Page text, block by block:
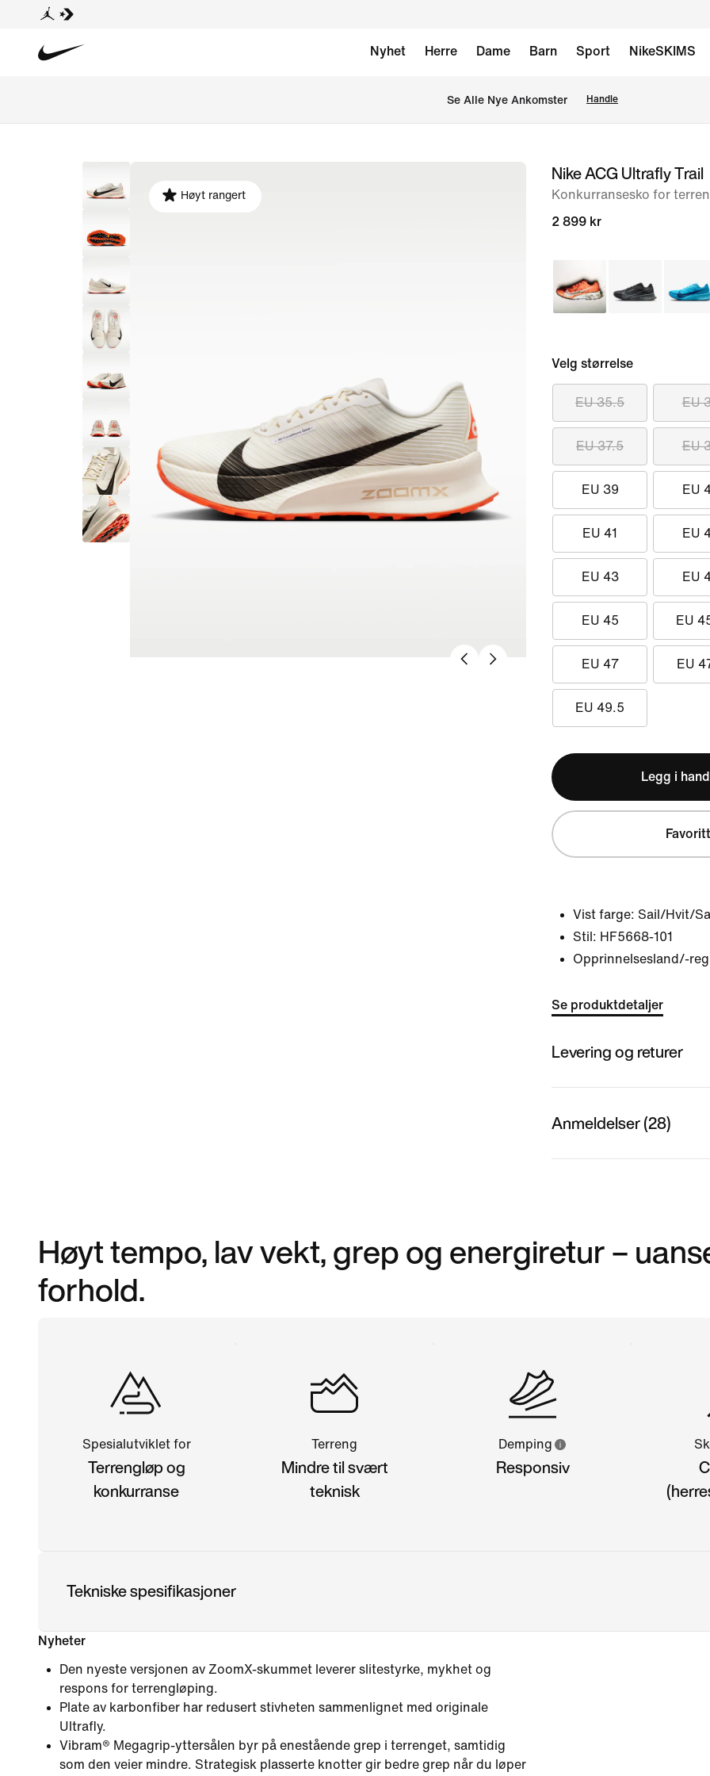
Nyhet Herre Dame Barn Sport NikeSKIMS
Se Alle Nye Ankomster Handle
bilde
Høyt rangert
Nike ACG Ultrafly Trail
Konkurransesko for
2 899 kr
Velg størrelse
EU 35.5 EU
EU 37.5 EU
EU 39 EU
EU 41 EU
EU 43 EU
EU 45 EU
EU 47 EU
EU 49.5
Legg i
Favoritt
Vist farge: Sail/Hvit/
Stil: HF5668-101
Opprinnelsesland/-
Se produktdetaljer
Levering og returer
Anmeldelser (28)
Høyt tempo, lav vekt, grep og energiretur –
forhold.
Spesialutviklet for
Terrengløp og
konkurranse
Terreng
Mindre til svært
teknisk
Demping
Responsiv
Tekniske spesifikasjoner
Nyheter
Den nyeste versjonen av ZoomX-skummet leverer slitestyrke, mykhet og
respons for terrengløping.
Plate av karbonfiber har redusert stivheten sammenlignet med originale
Ultrafly.
Vibram® Megagrip-yttersålen byr på enestående grep i terrenget, samtidig
som den veier mindre. Strategisk plasserte knotter gir bedre grep når du løper